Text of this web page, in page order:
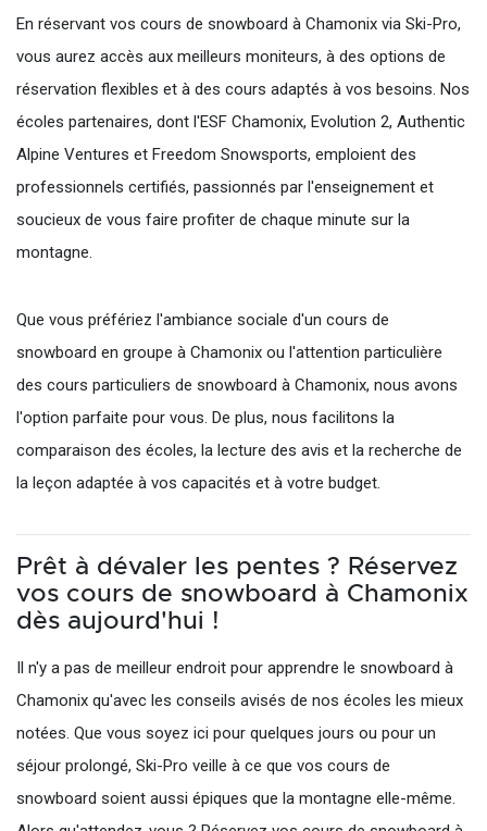
En réservant vos cours de snowboard à Chamonix via Ski-Pro,
vous aurez accès aux meilleurs moniteurs, à des options de
réservation flexibles et à des cours adaptés à vos besoins. Nos
écoles partenaires, dont l'ESF Chamonix, Evolution 2, Authentic
Alpine Ventures et Freedom Snowsports, emploient des
professionnels certifiés, passionnés par l'enseignement et
soucieux de vous faire profiter de chaque minute sur la
montagne.
Que vous préfériez l'ambiance sociale d'un cours de
snowboard en groupe à Chamonix ou l'attention particulière
des cours particuliers de snowboard à Chamonix, nous avons
l'option parfaite pour vous. De plus, nous facilitons la
comparaison des écoles, la lecture des avis et la recherche de
la leçon adaptée à vos capacités et à votre budget.
Prêt à dévaler les pentes ? Réservez
vos cours de snowboard à Chamonix
dès aujourd'hui !
Il n'y a pas de meilleur endroit pour apprendre le snowboard à
Chamonix qu'avec les conseils avisés de nos écoles les mieux
notées. Que vous soyez ici pour quelques jours ou pour un
séjour prolongé, Ski-Pro veille à ce que vos cours de
snowboard soient aussi épiques que la montagne elle-même.